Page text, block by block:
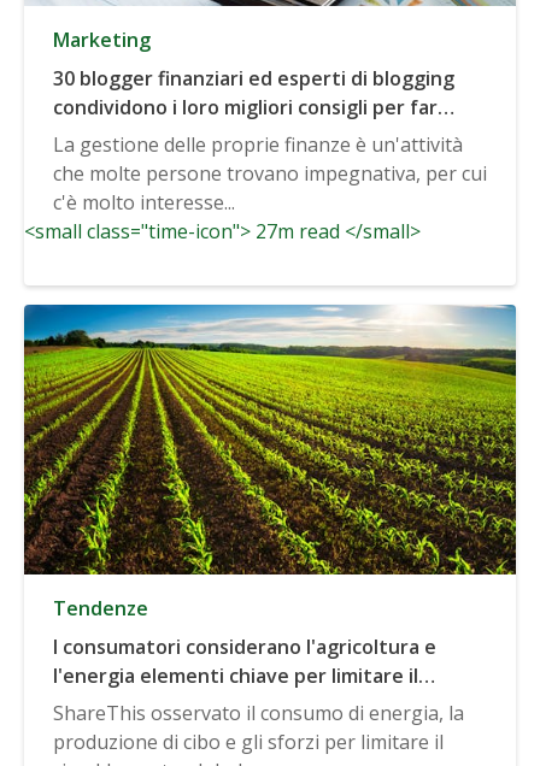
Marketing
30 blogger finanziari ed esperti di blogging
condividono i loro migliori consigli per far
crescere un blog finanziario
La gestione delle proprie finanze è un'attività
che molte persone trovano impegnativa, per cui
c'è molto interesse...
<small class="time-icon"> 27m read </small>
Tendenze
I consumatori considerano l'agricoltura e
l'energia elementi chiave per limitare il
cambiamento climatico
ShareThis osservato il consumo di energia, la
produzione di cibo e gli sforzi per limitare il